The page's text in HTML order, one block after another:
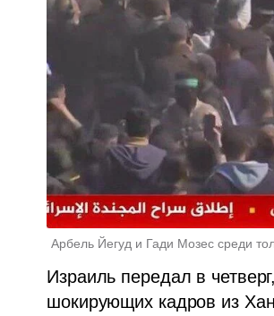
Арбель Йегуд и Гади Мозес среди
Израиль передал в
шокирующих кадров из